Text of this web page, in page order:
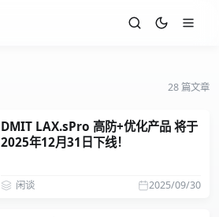
28 篇文章
DMIT LAX.sPro 高防+优化产品 将于
2025年12月31日下线！
2025/09/30
闲谈